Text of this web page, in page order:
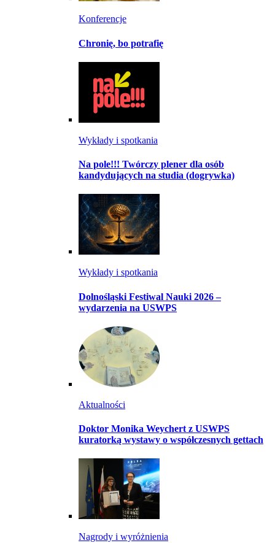
Konferencje
Chronię, bo potrafię
Wykłady i spotkania
Na pole!!! Twórczy plener dla osób
kandydujących na studia (dogrywka)
Wykłady i spotkania
Dolnośląski Festiwal Nauki 2026 –
wydarzenia na USWPS
Aktualności
Doktor Monika Weychert z USWPS
kuratorką wystawy o współczesnych gettach
Nagrody i wyróżnienia